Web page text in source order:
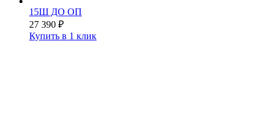
15Ш ДО ОП
27 390 ₽
Купить в 1 клик